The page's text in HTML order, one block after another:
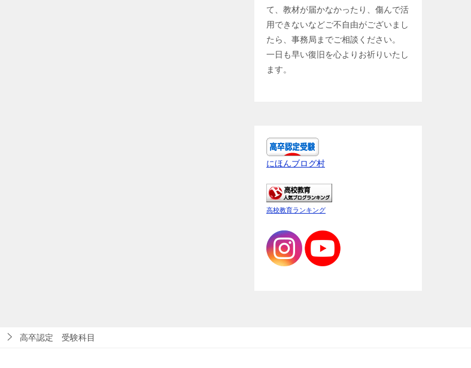
て、教材が届かなかったり、傷んで活
用できないなどご不自由がございまし
たら、事務局までご相談ください。
一日も早い復旧を心よりお祈りいたし
ます。
にほんブログ村
高校教育ランキング
高卒認定 受験科目